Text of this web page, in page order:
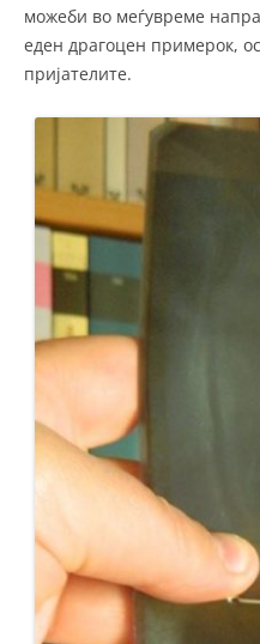
можеби во меѓувреме
еден драгоцен примерок,
пријателите.